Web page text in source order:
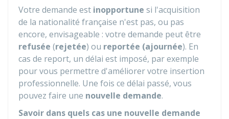
Votre demande est inopportune si l'acquisition
de la nationalité française n'est pas, ou pas
encore, envisageable : votre demande peut être
refusée (rejetée) ou reportée (ajournée). En
cas de report, un délai est imposé, par exemple
pour vous permettre d'améliorer votre insertion
professionnelle. Une fois ce délai passé, vous
pouvez faire une nouvelle demande.
Savoir dans quels cas une nouvelle demande